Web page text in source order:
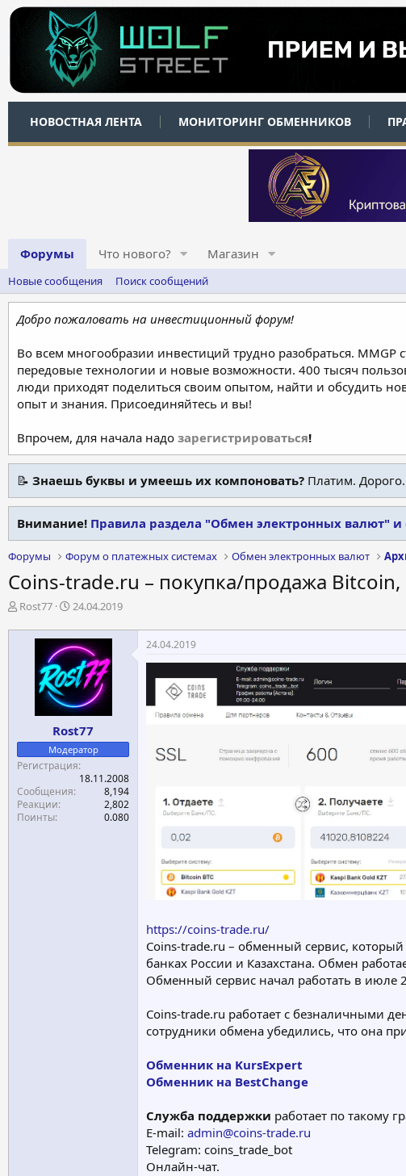
НОВОСТНАЯ ЛЕНТА МОНИТОРИНГ ОБМЕННИКОВ
Форумы Что нового? Магазин
Новые сообщения Поиск сообщений
Добро пожаловать на инвестиционный форум!
Во всем многообразии инвестиций трудно разобраться.
передовые технологии и новые возможности. 400 тысяч
люди приходят поделиться своим опытом, найти и обсудить
опыт и знания. Присоединяйтесь и вы!
Впрочем, для начала надо зарегистрироваться!
📝 Знаешь буквы и умеешь их компоновать? Платим. Дорого.
Внимание! Правила раздела "Обмен электронных валют" и
Форумы Форум о платежных системах Обмен электронных валют
Coins-trade.ru – покупка/продажа
А
т
Rost77
Д
т
а
н
а
ч
а
а
24.04.2019
Rost77
Модератор
Регистрация
18.11.2008
Сообщения
8,194
Реакции
2,802
Поинты
0.080
24.04.2019
https://coins-trade.ru/
Coins-trade.ru – обменный сервис,
банках России и Казахстана. Обмен
Обменный сервис начал работать в июле
Coins-trade.ru работает с безналичными
сотрудники обмена убедились, что она
Обменник на KursExpert
Обменник на BestChange
Служба поддержки работает по такому
E-mail: admin@coins-trade.ru
Telegram: coins_trade_bot
Онлайн-чат.